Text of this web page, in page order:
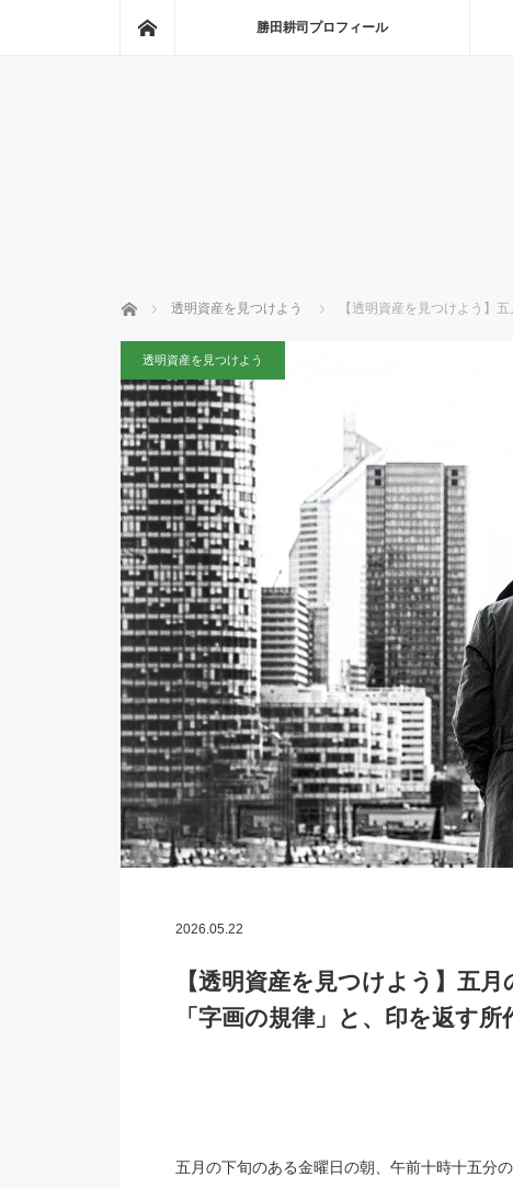
勝田耕司プロフィール
ホーム 透明資産を見つけよう 【透明資産を見つけよう】
透明資産を見つけよう
2026.05.22
【透明資産を見つけよう】五
「字画の規律」と、印を返す
五月の下旬のある金曜日の朝、午前十時十五分の